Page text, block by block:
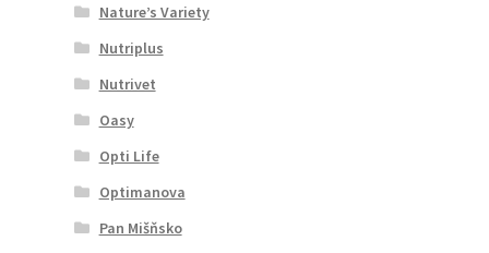
Nature’s Variety
Nutriplus
Nutrivet
Oasy
Opti Life
Optimanova
Pan Mišňsko